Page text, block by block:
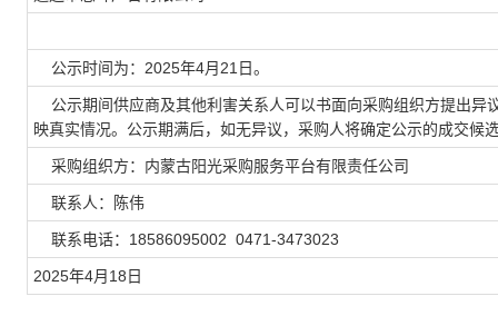
公示时间为： 2025年4月21日。
公示期间供应商及其他利害关系人可以书面向采购组织方提出
映真实情况。公示期满后，如无异议，采购人将确定公示的成交候
采购组织方：内蒙古阳光采购服务平台有限责任公司
联系人：陈伟
联系电话： 18586095002 0471-3473023
2025年4月18日